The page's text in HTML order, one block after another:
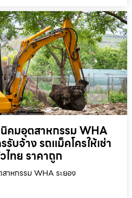
นิคมอุตสาหกรรม WHA
รับจ้าง รถแม็คโครให้เช่า
ทย ราคาถูก
าหกรรม WHA ระยอง